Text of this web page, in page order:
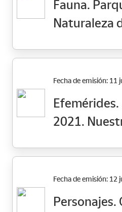
Fauna.
Naturaleza
Fecha de emisión: 11
2021.
Fecha de emisión: 12
Personajes.